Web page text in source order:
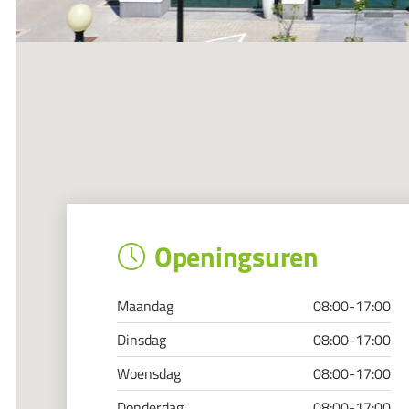
Openingsuren
Maandag
08:00-17:00
Dinsdag
08:00-17:00
Woensdag
08:00-17:00